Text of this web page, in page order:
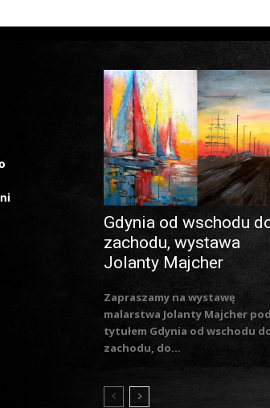
Gdynia od wschodu
zachodu, wystawa
Jolanty Majcher
Zapraszamy na wystawę
malarstwa Jolanty Majcher pod
tytułem Gdynia od wschodu
zachodu, do...